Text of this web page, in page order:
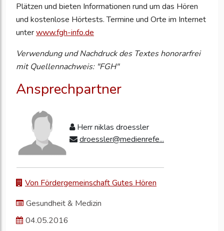
Plätzen und bieten Informationen rund um das Hören
und kostenlose Hörtests. Termine und Orte im Internet
unterwww.fgh-info.de
Verwendung und Nachdruck des Textes honorarfrei
mit Quellennachweis: "FGH"
Ansprechpartner
Herr niklas droessler
droessler@medienrefe...
Von Fördergemeinschaft Gutes Hören
Gesundheit & Medizin
04.05.2016